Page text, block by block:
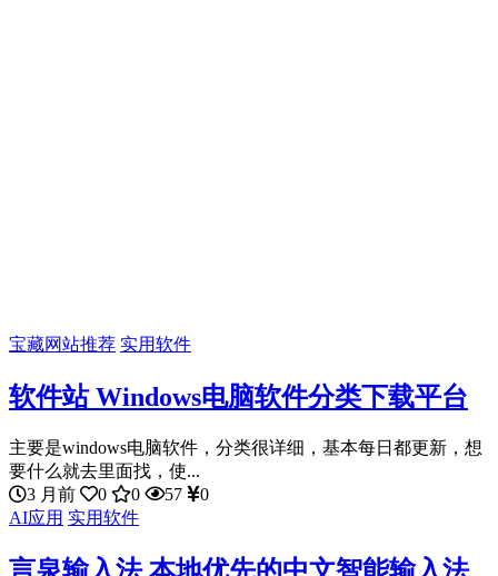
宝藏网站推荐 实用软件
软件站 Windows电脑软件分类下载平台
主要是windows电脑软件，分类很详细，基本每日都更新，想
要什么就去里面找，使...
3 月前
0 0 57
0
AI应用 实用软件
言泉输入法 本地优先的中文智能输入法